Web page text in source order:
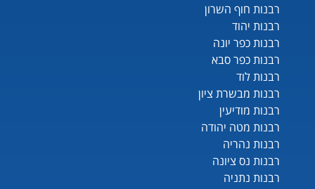
רבנות חוף השרון
רבנות יהוד
רבנות כפר יונה
רבנות כפר סבא
רבנות לוד
רבנות מבשרת ציון
רבנות מודיעין
רבנות מטה יהודה
רבנות נהריה
רבנות נס ציונה
רבנות נתניה